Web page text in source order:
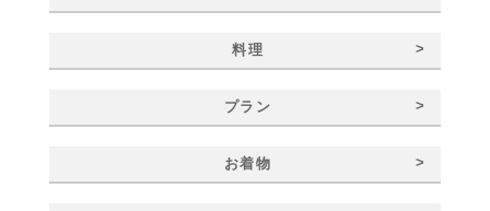
料理 >
プラン >
お着物 >